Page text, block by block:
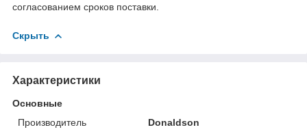
согласованием сроков поставки.
Скрыть
Характеристики
Основные
Производитель
Donaldson